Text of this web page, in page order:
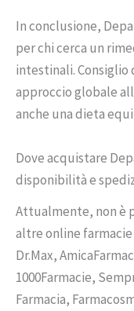
In conclusione,
per chi cerca un
intestinali. Consiglio
approccio globale
anche una dieta
Dove acquistare
disponibilità e
Attualmente, non è
altre online
Dr.Max,
1000Farmacie,
Farmacia,